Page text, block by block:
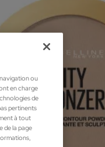
ou
en charge
de
pertinents
à tout
de la page